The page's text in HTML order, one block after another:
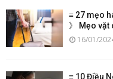
≡ 27 mẹo
》 Mẹo vặt
16/01/
≡ 10 Điều